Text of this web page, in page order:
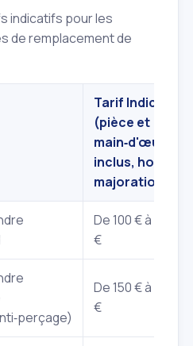
indicatifs pour les
de remplacement de
Tarif Indicatif
(pièce et
main‑d'œuvre
inclus, hors
majoration)
De 100 € à 150
€
De 150 € à 220
€